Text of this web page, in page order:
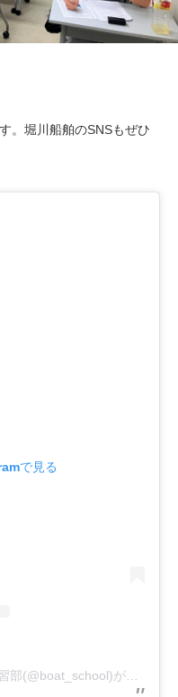
。堀川船舶のSNSもぜひ
で見る